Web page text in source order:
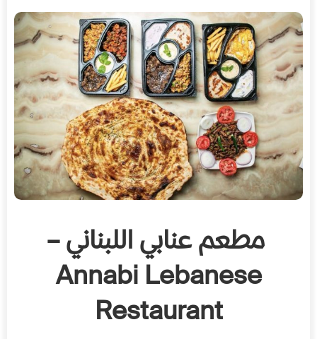
مطعم عنابي اللبناني –
Annabi Lebanese
Restaurant